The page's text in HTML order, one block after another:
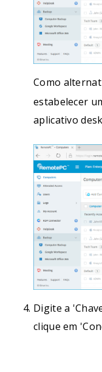
Como
estabelecer
aplicativo
Digite a
clique em